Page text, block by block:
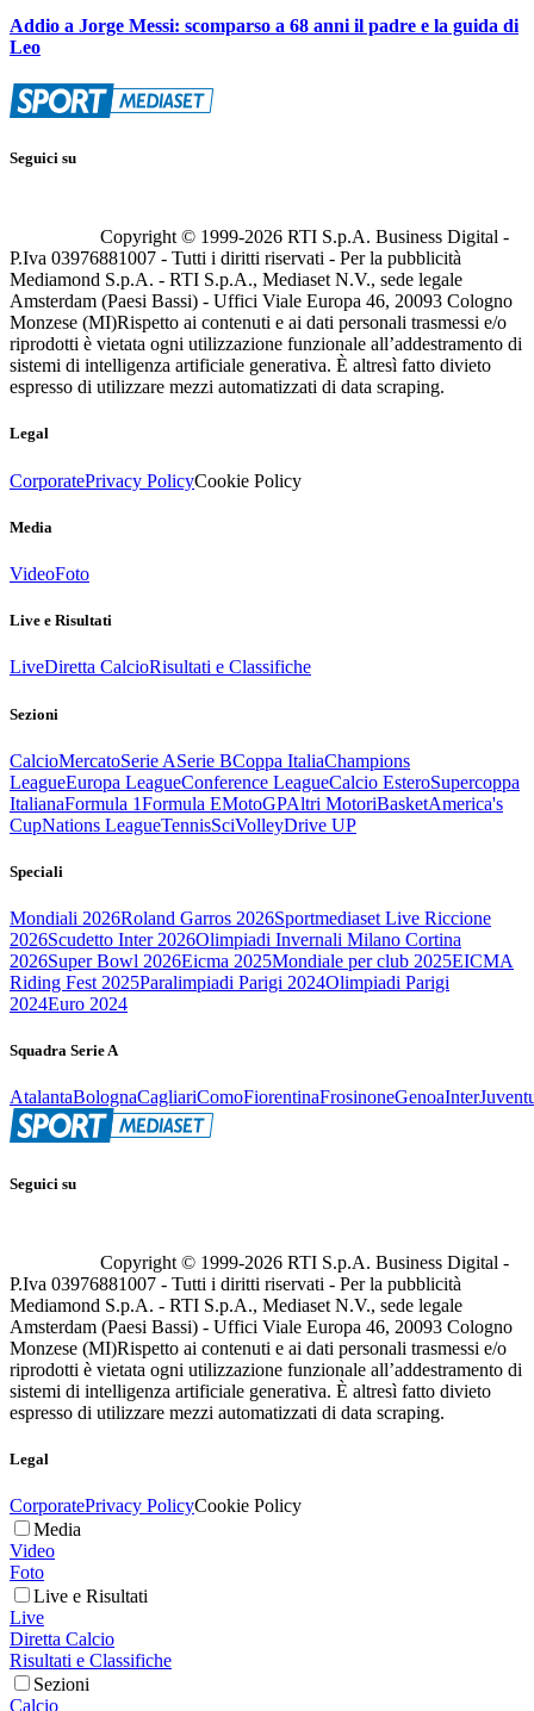
Addio a Jorge Messi: scomparso a 68 anni il padre e la guida di
Leo
Seguici su
Copyright © 1999-2026 RTI S.p.A. Business Digital -
P.Iva 03976881007 - Tutti i diritti riservati - Per la pubblicità
Mediamond S.p.A. - RTI S.p.A., Mediaset N.V., sede legale
Amsterdam (Paesi Bassi) - Uffici Viale Europa 46, 20093 Cologno
Monzese (MI)Rispetto ai contenuti e ai dati personali trasmessi e/o
riprodotti è vietata ogni utilizzazione funzionale all’addestramento di
sistemi di intelligenza artificiale generativa. È altresì fatto divieto
espresso di utilizzare mezzi automatizzati di data scraping.
Legal
CorporatePrivacy PolicyCookie Policy
Media
VideoFoto
Live e Risultati
LiveDiretta CalcioRisultati e Classifiche
Sezioni
CalcioMercatoSerie ASerie BCoppa ItaliaChampions
LeagueEuropa LeagueConference LeagueCalcio EsteroSupercoppa
ItalianaFormula 1Formula EMotoGPAltri MotoriBasketAmerica's
CupNations LeagueTennisSciVolleyDrive UP
Speciali
Mondiali 2026Roland Garros 2026Sportmediaset Live Riccione
2026Scudetto Inter 2026Olimpiadi Invernali Milano Cortina
2026Super Bowl 2026Eicma 2025Mondiale per club 2025EICMA
Riding Fest 2025Paralimpiadi Parigi 2024Olimpiadi Parigi
2024Euro 2024
Squadra Serie A
AtalantaBolognaCagliariComoFiorentinaFrosinoneGenoaInter
Seguici su
Copyright © 1999-2026 RTI S.p.A. Business Digital -
P.Iva 03976881007 - Tutti i diritti riservati - Per la pubblicità
Mediamond S.p.A. - RTI S.p.A., Mediaset N.V., sede legale
Amsterdam (Paesi Bassi) - Uffici Viale Europa 46, 20093 Cologno
Monzese (MI)Rispetto ai contenuti e ai dati personali trasmessi e/o
riprodotti è vietata ogni utilizzazione funzionale all’addestramento di
sistemi di intelligenza artificiale generativa. È altresì fatto divieto
espresso di utilizzare mezzi automatizzati di data scraping.
Legal
CorporatePrivacy PolicyCookie Policy
Media
Video
Foto
Live e Risultati
Live
Diretta Calcio
Risultati e Classifiche
Sezioni
Calcio